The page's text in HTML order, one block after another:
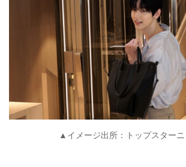
▲イメージ出所：トップスターニ